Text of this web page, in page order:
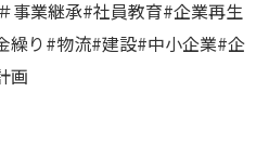
事業継承#社員教育#企業再生
繰り#物流#建設#中小企業#企
画